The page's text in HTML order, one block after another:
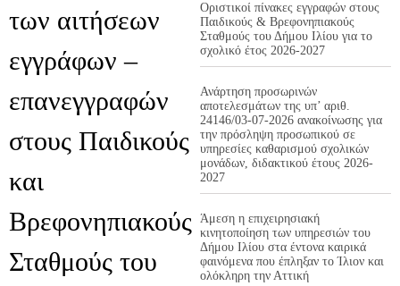
των αιτήσεων
εγγράφων –
επανεγγραφών
στους Παιδικούς
και
Βρεφονηπιακούς
Σταθμούς του
Οριστικοί πίνακες εγγραφών στους
Παιδικούς & Βρεφονηπιακούς
Σταθμούς του Δήμου Ιλίου για το
σχολικό έτος 2026-2027
Ανάρτηση προσωρινών
αποτελεσμάτων της υπ’ αριθ.
24146/03-07-2026 ανακοίνωσης για
την πρόσληψη προσωπικού σε
υπηρεσίες καθαρισμού σχολικών
μονάδων, διδακτικού έτους 2026-
2027
Άμεση η επιχειρησιακή
κινητοποίηση των υπηρεσιών του
Δήμου Ιλίου στα έντονα καιρικά
φαινόμενα που έπληξαν το Ίλιον και
ολόκληρη την Αττική